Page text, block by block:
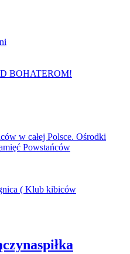
BOHATEROM!
w całej Polsce. Ośrodki
Powstańców
( Klub kibiców